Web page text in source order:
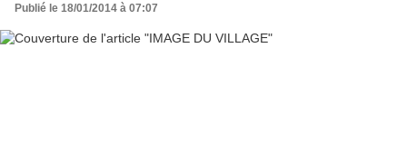
Publié le 18/01/2014 à 07:07